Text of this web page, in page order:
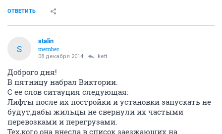
ОТВЕТИТЬ
S
stalin
member
08 декабря 2014 kett
Доброго дня!
В пятницу набрал Виктории.
С ее слов ситауция следующая:
Лифты после их постройки и установки запускать не
будут,дабы жильцы не свернули их частыми
перевозками и перегрузами.
Тех,кого она внесла в список заезжающих на